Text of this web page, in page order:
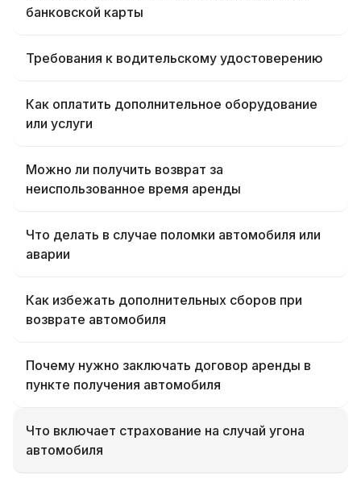
банковской карты
Требования к водительскому удостоверению
Как оплатить дополнительное оборудование
или услуги
Можно ли получить возврат за
неиспользованное время аренды
Что делать в случае поломки автомобиля или
аварии
Как избежать дополнительных сборов при
возврате автомобиля
Почему нужно заключать договор аренды в
пункте получения автомобиля
Что включает страхование на случай угона
автомобиля